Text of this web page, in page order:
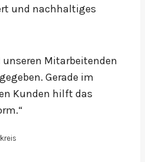
und nachhaltiges
Mitarbeitenden
Gerade im
Kunden hilft das